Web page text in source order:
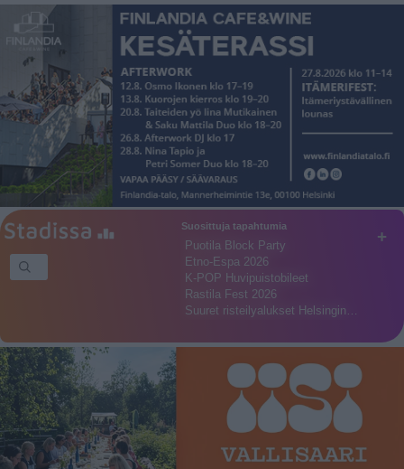
+
Suosittuja tapahtumia
Puotila Block Party
Etno-Espa 2026
K-POP Huvipuistobileet
Rastila Fest 2026
Suuret risteilyalukset Helsingin…